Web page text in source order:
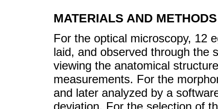
MATERIALS AND
For the optical microscopy, 12
laid, and observed through the
viewing the anatomical
measurements. For the
and later analyzed by a